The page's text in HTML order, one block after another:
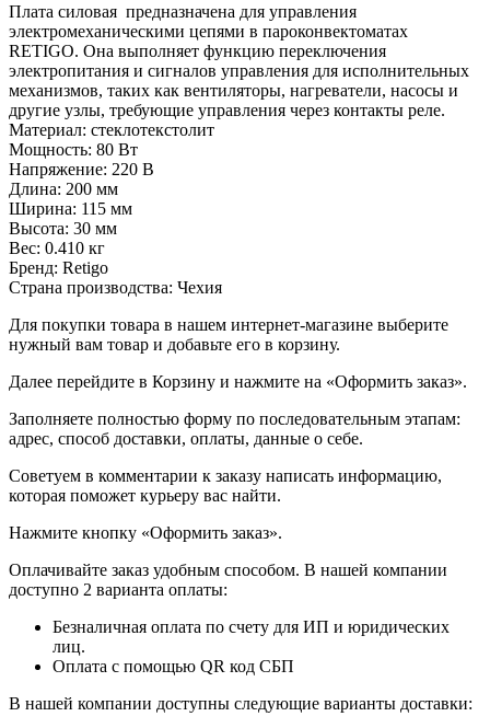
Плата силовая предназначена для управления
электромеханическими цепями в пароконвектоматах
RETIGO. Она выполняет функцию переключения
электропитания и сигналов управления для исполнительных
механизмов, таких как вентиляторы, нагреватели, насосы и
другие узлы, требующие управления через контакты реле.
Материал: стеклотекстолит
Мощность: 80 Вт
Напряжение: 220 В
Длина: 200 мм
Ширина: 115 мм
Высота: 30 мм
Вес: 0.410 кг
Бренд: Retigo
Страна производства: Чехия
Для покупки товара в нашем интернет-магазине выберите
нужный вам товар и добавьте его в корзину.
Далее перейдите в Корзину и нажмите на «Оформить заказ».
​​​​​​​Заполняете полностью форму по последовательным этапам:
адрес, способ доставки, оплаты, данные о себе.
​​​​​​​Советуем в комментарии к заказу написать информацию,
которая поможет курьеру вас найти.
​​​​​​​Нажмите кнопку «Оформить заказ».
Оплачивайте заказ удобным способом. В нашей компании
доступно 2 варианта оплаты:
Безналичная оплата по счету для ИП и юридических
лиц.
Оплата с помощью QR код СБП
В нашей компании доступны следующие варианты доставки: